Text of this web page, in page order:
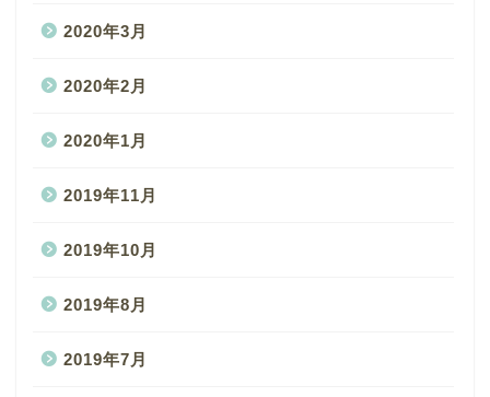
2020年3月
2020年2月
2020年1月
2019年11月
2019年10月
2019年8月
2019年7月